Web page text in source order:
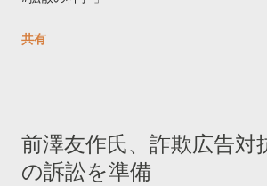
学しました。 ー バズの目安は1300リツイ
トするのか？ https://
共有
前澤友作氏、詐欺広告対
の訴訟を準備